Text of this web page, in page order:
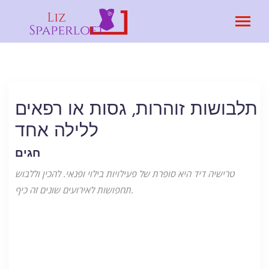
תלבושות זוהרות, גסות או רפאים
ללילה אחד
חגים
טרישיה דיד היא סופרת של פעילויות בילוי ופנאי. להכין וללבוש
תחפושות לאירועים שונים זה כיף.